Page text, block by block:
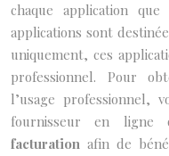
chaque application
applications sont
uniquement, ces
professionnel. Pour
l’usage professionnel,
fournisseur en
facturation afin de